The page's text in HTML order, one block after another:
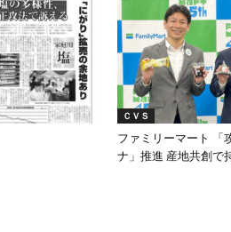
ＣＶＳ
ファミリーマート 「
ナ」推進 産地共創で